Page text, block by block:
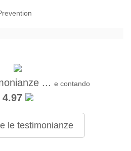
... e contando
4.97
le testimonianze